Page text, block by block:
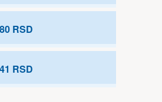
RSD
RSD